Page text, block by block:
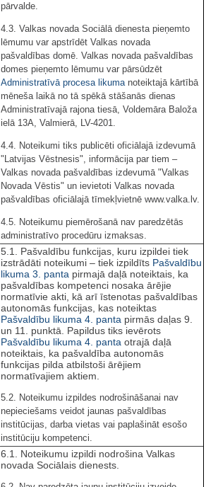
pārvalde.
4.3. Valkas novada Sociālā dienesta pieņemto
lēmumu var apstrīdēt Valkas novada
pašvaldības domē. Valkas novada pašvaldības
domes pieņemto lēmumu var pārsūdzēt
Administratīvā procesa likumanoteiktajā kārtībā
mēneša laikā no tā spēkā stāšanās dienas
Administratīvajā rajona tiesā, Voldemāra Baloža
ielā 13A, Valmierā, LV-4201.
4.4. Noteikumi tiks publicēti oficiālajā izdevumā
"Latvijas Vēstnesis", informācija par tiem –
Valkas novada pašvaldības izdevumā "Valkas
Novada Vēstis" un ievietoti Valkas novada
pašvaldības oficiālajā tīmekļvietnē www.valka.lv.
4.5. Noteikumu piemērošanā nav paredzētās
administratīvo procedūru izmaksas.
5.1. Pašvaldību funkcijas, kuru izpildei tiek
izstrādāti noteikumi – tiek izpildīts Pašvaldību
likuma 3. panta pirmajā daļā noteiktais, ka
pašvaldības kompetenci nosaka ārējie
normatīvie akti, kā arī īstenotas pašvaldības
autonomās funkcijas, kas noteiktas
Pašvaldību likuma 4. panta pirmās daļas 9.
un 11. punktā. Papildus tiks ievērots
Pašvaldību likuma 4. panta otrajā daļā
noteiktais, ka pašvaldība autonomās
funkcijas pilda atbilstoši ārējiem
normatīvajiem aktiem.
5.2. Noteikumu izpildes nodrošināšanai nav
nepieciešams veidot jaunas pašvaldības
institūcijas, darba vietas vai paplašināt esošo
institūciju kompetenci.
6.1. Noteikumu izpildi nodrošina Valkas
novada Sociālais dienests.